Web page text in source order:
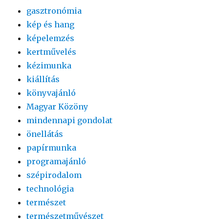
gasztronómia
kép és hang
képelemzés
kertművelés
kézimunka
kiállítás
könyvajánló
Magyar Közöny
mindennapi gondolat
önellátás
papírmunka
programajánló
szépirodalom
technológia
természet
természetművészet